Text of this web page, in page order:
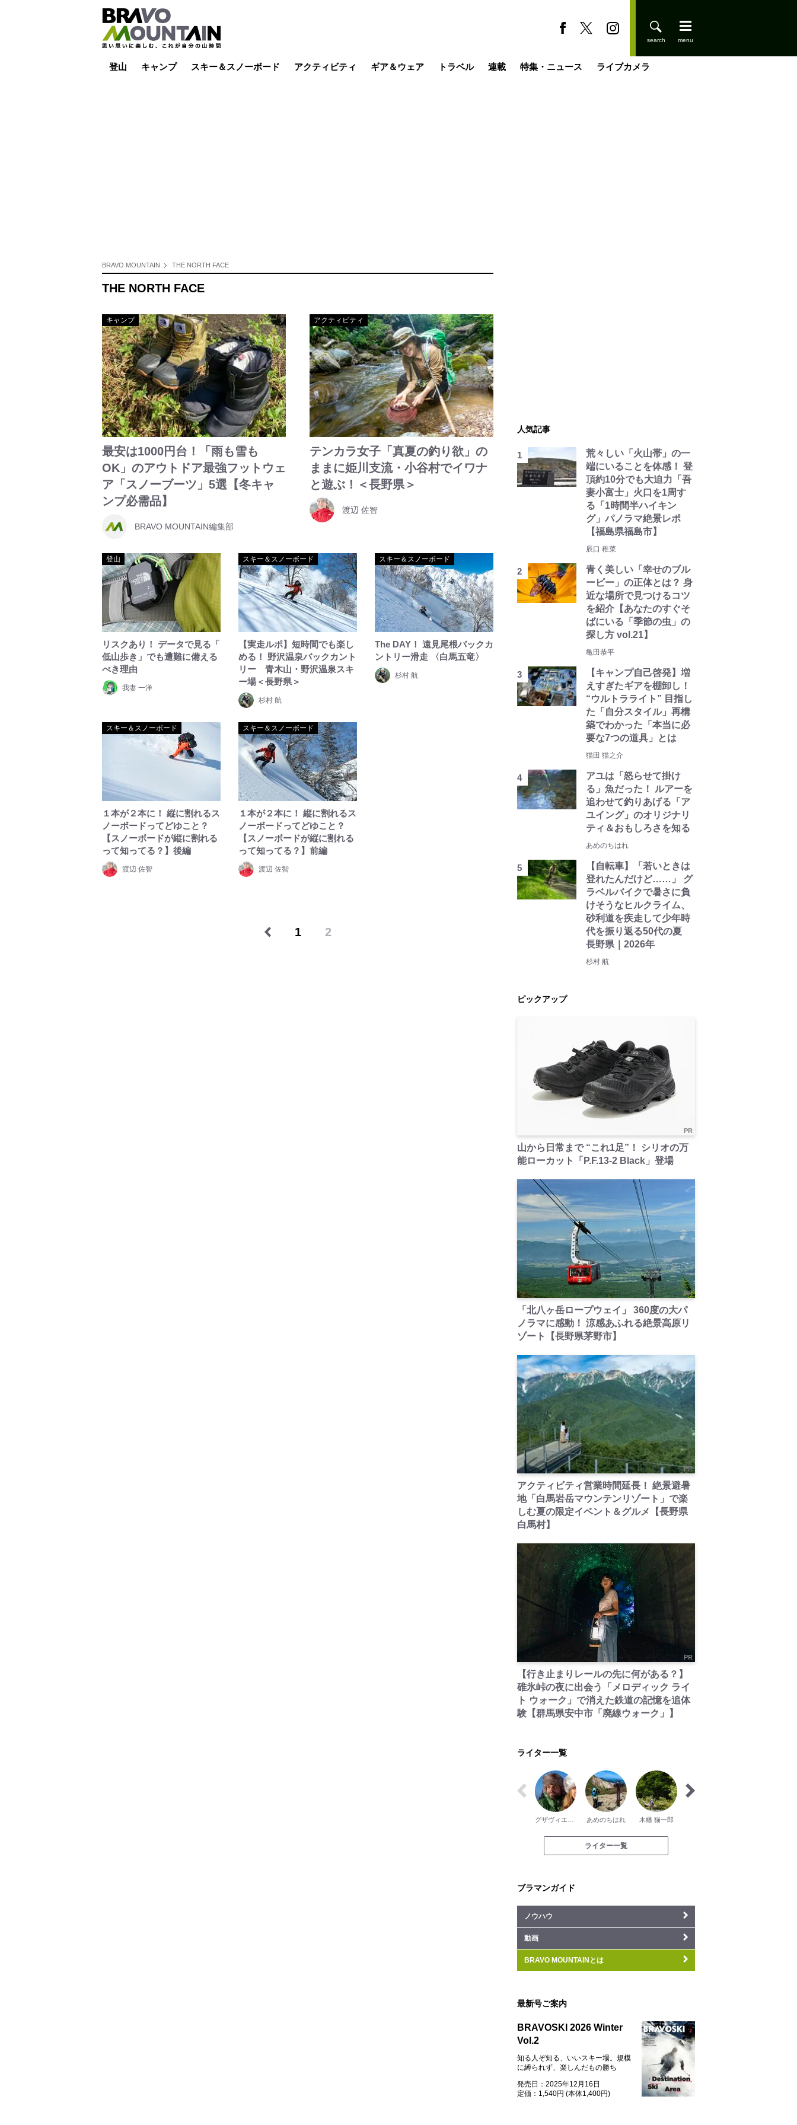
登山 キャンプ スキー＆スノーボード アクティビティ ギア＆ウェア トラベル 連載 特集・ニュース ライブカメラ
BRAVO MOUNTAIN THE NORTH FACE
THE NORTH FACE
キャンプ
最安は1000円台！「雨も雪も
OK」のアウトドア最強フットウェ
ア「スノーブーツ」5選【冬キャ
ンプ必需品】
BRAVO MOUNTAIN編集部
アクティビティ
テンカラ女子「真夏の釣り欲」の
ままに姫川支流・小谷村でイワナ
と遊ぶ！＜長野県＞
渡辺 佐智
登山
リスクあり！ データで見る「
低山歩き」でも遭難に備える
べき理由
我妻 一洋
スキー＆スノーボード
【実走ルポ】短時間でも楽し
める！ 野沢温泉バックカント
リー 青木山・野沢温泉スキ
ー場＜長野県＞
杉村 航
スキー＆スノーボード
The DAY！ 遠見尾根バックカ
ントリー滑走 〈白馬五竜〉
杉村 航
スキー＆スノーボード
１本が２本に！ 縦に割れるス
ノーボードってどゆこと？
【スノーボードが縦に割れる
って知ってる？】後編
渡辺 佐智
スキー＆スノーボード
１本が２本に！ 縦に割れるス
ノーボードってどゆこと？
【スノーボードが縦に割れる
って知ってる？】前編
渡辺 佐智
1 2
人気記事
荒々しい「火山帯」の一
端にいることを体感！ 登
頂約10分でも大迫力「吾
妻小富士」火口を1周す
る「1時間半ハイキン
グ」パノラマ絶景レポ
【福島県福島市】
辰口 稚菜
青く美しい「幸せのブル
ービー」の正体とは？ 身
近な場所で見つけるコツ
を紹介【あなたのすぐそ
ばにいる「季節の虫」の
探し方 vol.21】
亀田恭平
【キャンプ自己啓発】増
えすぎたギアを棚卸し！
“ウルトラライト” 目指し
た「自分スタイル」再構
築でわかった「本当に必
要な7つの道具」とは
猫田 猫之介
アユは「怒らせて掛け
る」魚だった！ ルアーを
追わせて釣りあげる「ア
ユイング」のオリジナリ
ティ＆おもしろさを知る
あめのちはれ
【自転車】「若いときは
登れたんだけど……」 グ
ラベルバイクで暑さに負
けそうなヒルクライム、
砂利道を疾走して少年時
代を振り返る50代の夏
長野県｜2026年
杉村 航
ピックアップ
PR
山から日常まで “これ1足”！ シリオの万
能ローカット「P.F.13-2 Black」登場
PR
「北八ヶ岳ロープウェイ」 360度の大パ
ノラマに感動！ 涼感あふれる絶景高原リ
ゾート【長野県茅野市】
PR
アクティビティ営業時間延長！ 絶景避暑
地「白馬岩岳マウンテンリゾート」で楽
しむ夏の限定イベント＆グルメ【長野県
白馬村】
PR
【行き止まりレールの先に何がある？】
碓氷峠の夜に出会う「メロディック ライ
ト ウォーク」で消えた鉄道の記憶を追体
験【群馬県安中市「廃線ウォーク」】
ライター一覧
あめのちはれ 木幡 猫一郎
ライター一覧
ブラマンガイド
ノウハウ
動画
BRAVO MOUNTAINとは
最新号ご案内
BRAVOSKI 2026 Winter
Vol.2
知る人ぞ知る、いいスキー場。規模
に縛られず、楽しんだもの勝ち
発売日：2025年12月16日
定価：1,540円 (本体1,400円)